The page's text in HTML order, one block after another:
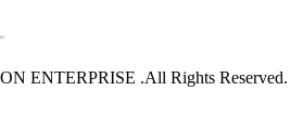
ENTERPRISE .All Rights Reserved.